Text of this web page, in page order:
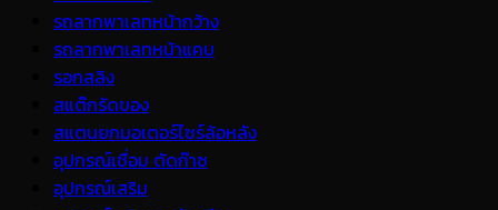
รถลากพาเลทหน้ากว้าง
รถลากพาเลทหน้าแคบ
รอกสลิง
สแต๊กรัดของ
สแตนยกมอเตอร์ไซร์ล้อหลัง
อุปกรณ์เชื่อม ตัดก๊าซ
อุปกรณ์เสริม